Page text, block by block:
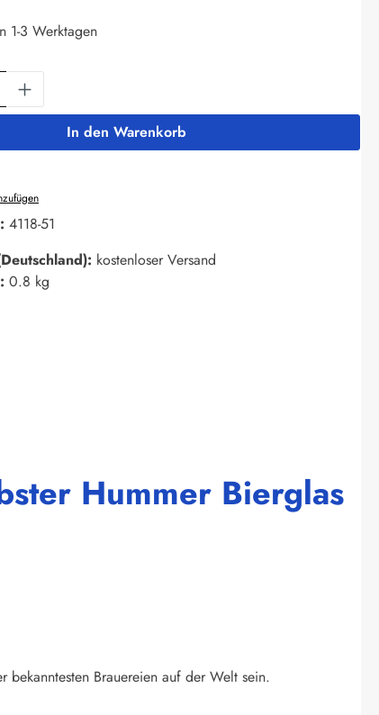
1-3 Werktagen
Gib den gewünschten Wert ein
In den Warenkorb
4118-51
kostenloser Versand
0.8 kg
Hummer Bierglas
Brauereien auf der Welt sein.